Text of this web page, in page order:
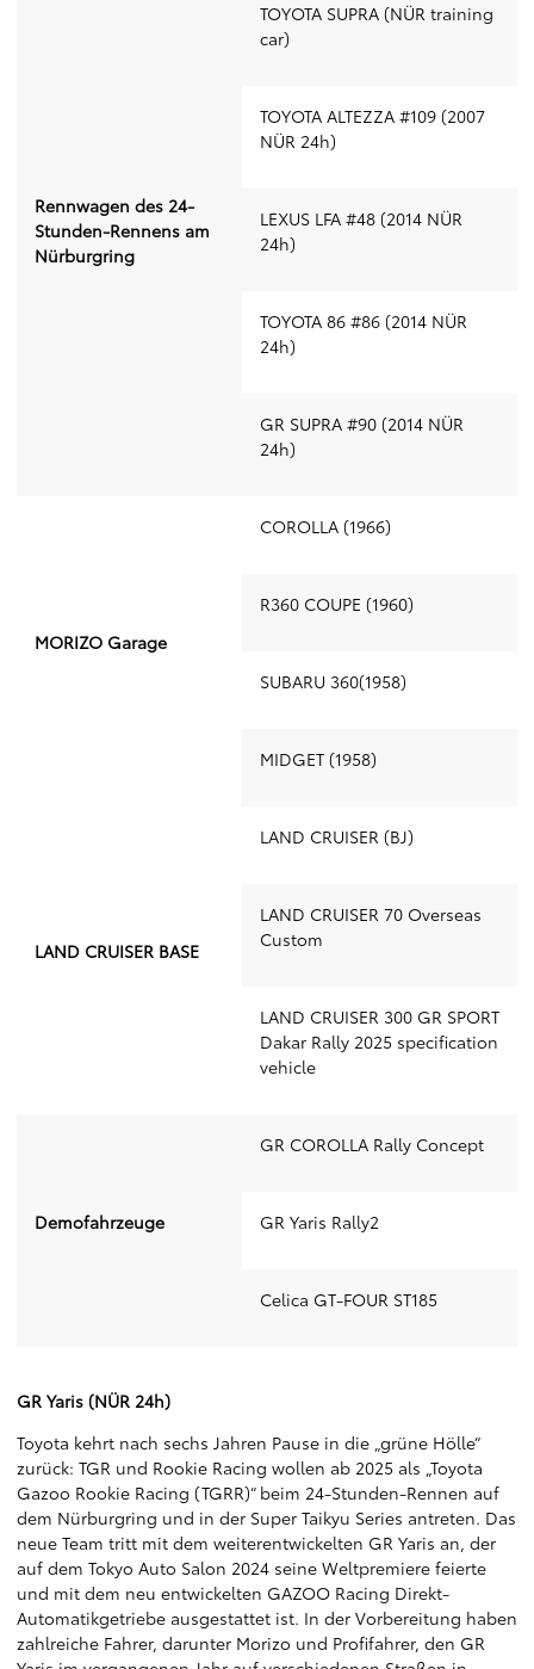
Rennwagen des 24-
Stunden-Rennens am
Nürburgring
TOYOTA SUPRA (NÜR training
car)
TOYOTA ALTEZZA #109 (2007
NÜR 24h)
LEXUS LFA #48 (2014 NÜR
24h)
TOYOTA 86 #86 (2014 NÜR
24h)
GR SUPRA #90 (2014 NÜR
24h)
MORIZO Garage
COROLLA (1966)
R360 COUPE (1960)
SUBARU 360(1958)
MIDGET (1958)
LAND CRUISER BASE
LAND CRUISER (BJ)
LAND CRUISER 70 Overseas
Custom
LAND CRUISER 300 GR SPORT
Dakar Rally 2025 specification
vehicle
Demofahrzeuge
GR COROLLA Rally Concept
GR Yaris Rally2
Celica GT-FOUR ST185
GR Yaris (NÜR 24h)
Toyota kehrt nach sechs Jahren Pause in die „grüne Hölle“
zurück: TGR und Rookie Racing wollen ab 2025 als „Toyota
Gazoo Rookie Racing (TGRR)“ beim 24-Stunden-Rennen auf
dem Nürburgring und in der Super Taikyu Series antreten. Das
neue Team tritt mit dem weiterentwickelten GR Yaris an, der
auf dem Tokyo Auto Salon 2024 seine Weltpremiere feierte
und mit dem neu entwickelten GAZOO Racing Direkt-
Automatikgetriebe ausgestattet ist. In der Vorbereitung haben
zahlreiche Fahrer, darunter Morizo und Profifahrer, den GR